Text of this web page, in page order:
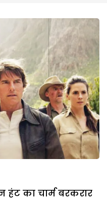
हंट का चार्म बरकरार